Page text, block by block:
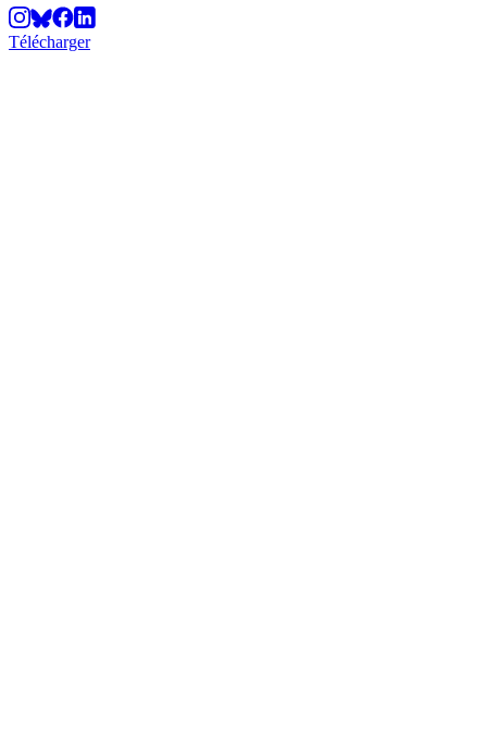
Télécharger